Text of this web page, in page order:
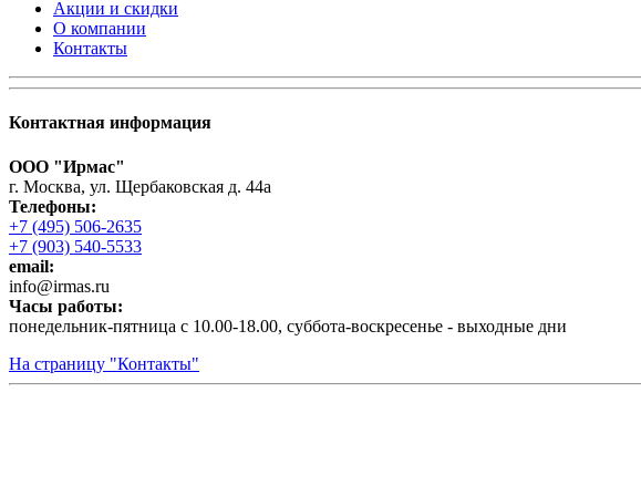
Акции и скидки
О компании
Контакты
Контактная информация
ООО "Ирмас"
г. Москва, ул. Щербаковская д. 44а
Телефоны:
+7 (495) 506-2635
+7 (903) 540-5533
email:
infо@irmas.ru
Часы работы:
понедельник-пятница с 10.00-18.00, суббота-воскресенье - выходные дни
На страницу "Контакты"